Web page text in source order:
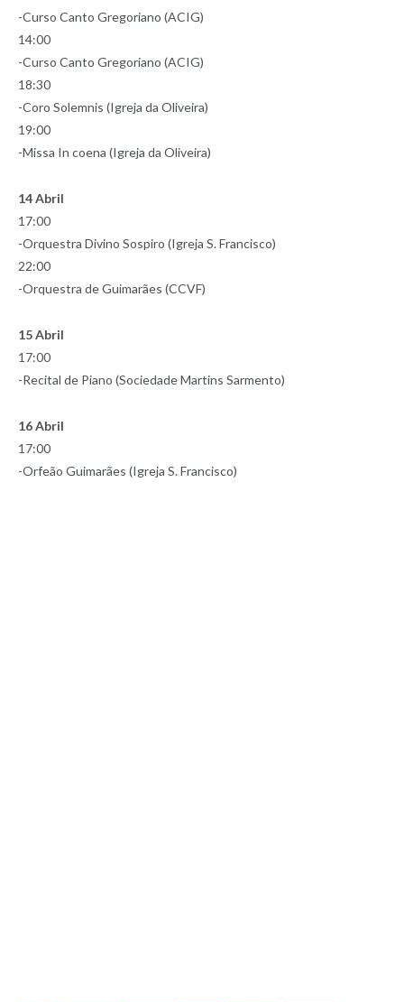
-Curso Canto Gregoriano (ACIG)
14:00
-Curso Canto Gregoriano (ACIG)
18:30
-Coro Solemnis (Igreja da Oliveira)
19:00
-Missa In coena (Igreja da Oliveira)
14 Abril
17:00
-Orquestra Divino Sospiro (Igreja S. Francisco)
22:00
-Orquestra de Guimarães (CCVF)
15 Abril
17:00
-Recital de Piano (Sociedade Martins Sarmento)
16 Abril
17:00
-Orfeão Guimarães (Igreja S. Francisco)